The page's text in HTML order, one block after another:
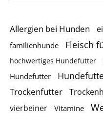
Allergien bei Hunden
familienhunde Fleisch
hochwertiges Hundefutter
Hundefutter
Trockenfutter
vierbeiner
Vitamine